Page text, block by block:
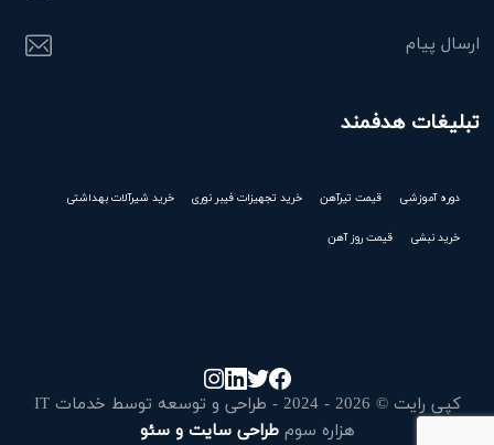
ارسال پیام
تبلیغات هدفمند
دوره آموزشی قیمت تیرآهن خرید تجهیزات فیبر نوری خرید شیرآلات بهداشتی
خرید نبشی قیمت روز آهن
کپی رایت © 2026 - 2024 - طراحی و توسعه توسط خدمات IT
هزاره سومطراحی سایت و سئو